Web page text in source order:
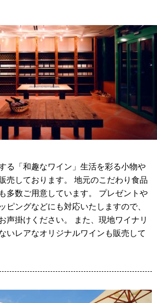
る「和趣なワイン」生活を彩る小物や
売しております。 地元のこだわり食品
多数ご用意しています。 プレゼントや
ピングなどにも対応いたしますので、
声掛けください。 また、現地ワイナリ
いレアなオリジナルワインも販売して